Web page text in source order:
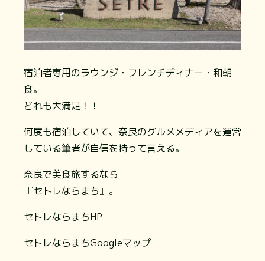
宿泊者専用のラウンジ・フレンチディナー・和朝
食。
どれも大満足！！
何度も宿泊していて、奈良のグルメメディアを運営
している筆者が自信を持って言える。
奈良で美食旅するなら
『セトレならまち』。
セトレならまちHP
セトレならまちGoogleマップ